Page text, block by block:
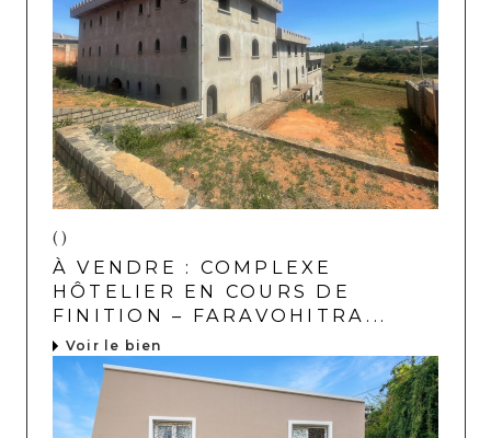
()
À VENDRE : COMPLEXE
HÔTELIER EN COURS DE
FINITION – FARAVOHITRA...
Voir le bien